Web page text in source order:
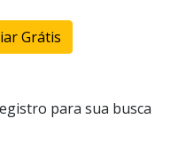
Grátis
para sua busca